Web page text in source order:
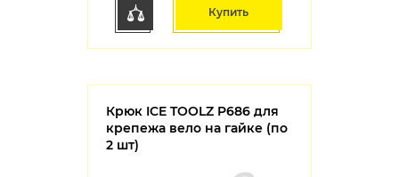
Купить
Крюк ICE TOOLZ P686 для
крепежа вело на гайке (по
2 шт)